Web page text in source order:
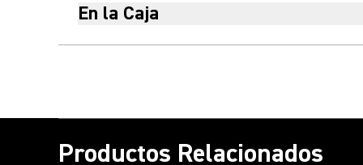
En la Caja
Productos Relacionados